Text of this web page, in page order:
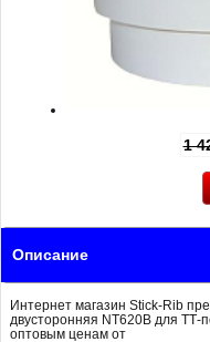
1
Описание
Интернет магазин Stick-Rib
двусторонняя NT620B для ТТ-
оптовым ценам от